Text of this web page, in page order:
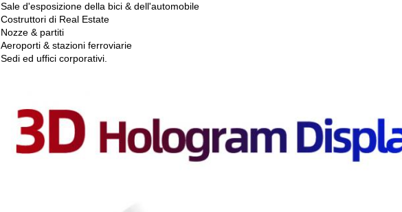
Sale d'esposizione della bici & dell'automobile
Costruttori di Real Estate
Nozze & partiti
Aeroporti & stazioni ferroviarie
Sedi ed uffici corporativi.